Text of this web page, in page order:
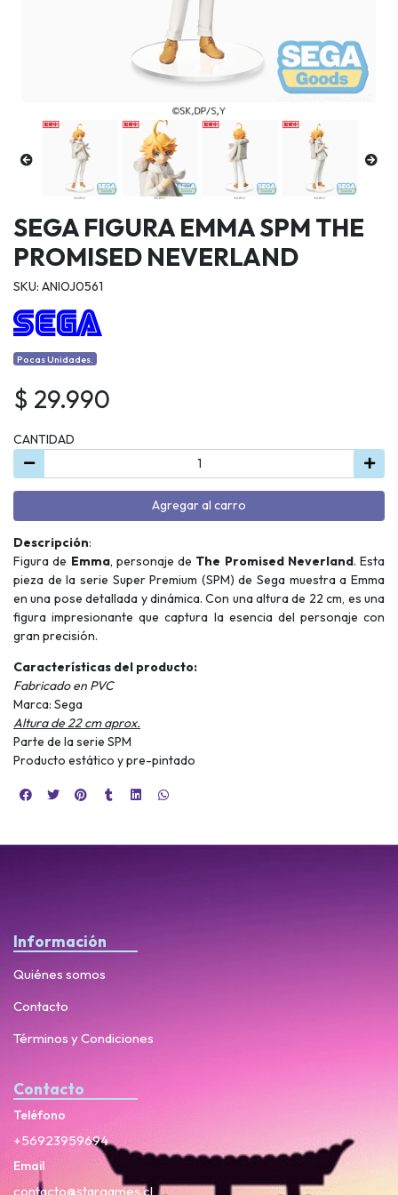
SEGA FIGURA EMMA SPM THE
PROMISED NEVERLAND
SKU: ANIOJ0561
Pocas Unidades.
$ 29.990
CANTIDAD
Agregar al carro
Descripción:
Figura de Emma, personaje de The Promised Neverland. Esta
pieza de la serie Super Premium (SPM) de Sega muestra a Emma
en una pose detallada y dinámica. Con una altura de 22 cm, es una
figura impresionante que captura la esencia del personaje con
gran precisión.
Características del producto:
Fabricado en PVC
Marca: Sega
Altura de 22 cm aprox.
Parte de la serie SPM
Producto estático y pre-pintado
Información
Quiénes somos
Contacto
Términos y Condiciones
Contacto
Teléfono
+56923959694
Email
contacto@stargames.cl